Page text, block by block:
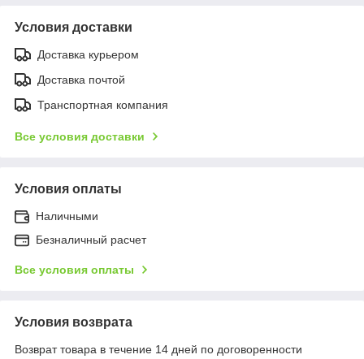
Условия доставки
Доставка курьером
Доставка почтой
Транспортная компания
Все условия доставки
Условия оплаты
Наличными
Безналичный расчет
Все условия оплаты
Условия возврата
Возврат товара в течение 14 дней по договоренности